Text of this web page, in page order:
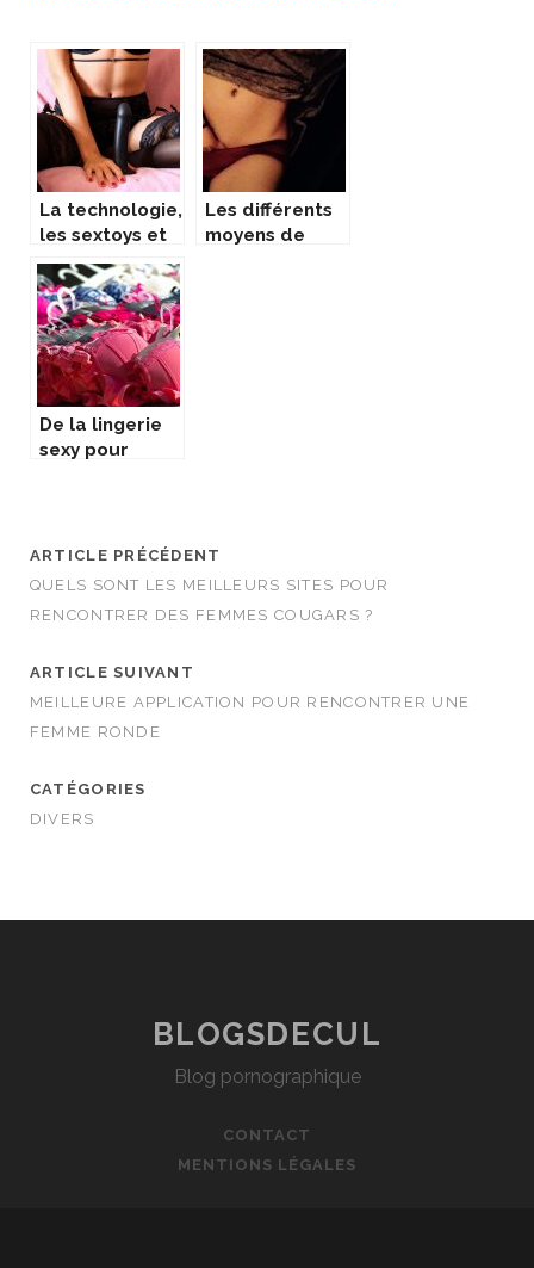
La technologie,
les sextoys et
les jeux porno
en faveur des
relations à
distance : pour
quel intérêt ?
Les différents
moyens de
De la lingerie
sexy pour
ARTICLE PRÉCÉDENT
QUELS SONT LES MEILLEURS SITES POUR
RENCONTRER DES FEMMES COUGARS ?
ARTICLE SUIVANT
MEILLEURE APPLICATION POUR RENCONTRER UNE
FEMME RONDE
CATÉGORIES
DIVERS
BLOGSDECUL
Blog pornographique
CONTACT
MENTIONS LÉGALES